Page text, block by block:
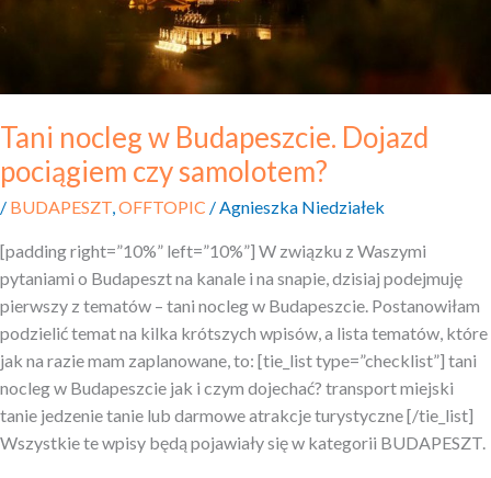
Tani nocleg w Budapeszcie. Dojazd
pociągiem czy samolotem?
/ BUDAPESZT,OFFTOPIC /Agnieszka Niedziałek
[padding right=”10%” left=”10%”] W związku z Waszymi
pytaniami o Budapeszt na kanale i na snapie, dzisiaj podejmuję
pierwszy z tematów – tani nocleg w Budapeszcie. Postanowiłam
podzielić temat na kilka krótszych wpisów, a lista tematów, które
jak na razie mam zaplanowane, to: [tie_list type=”checklist”] tani
nocleg w Budapeszcie jak i czym dojechać? transport miejski
tanie jedzenie tanie lub darmowe atrakcje turystyczne [/tie_list]
Wszystkie te wpisy będą pojawiały się w kategorii BUDAPESZT.